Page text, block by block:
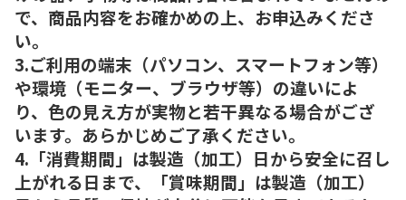
で、商品内容をお確かめの上、お申込みくださ
い。
3.ご利用の端末（パソコン、スマートフォン等）
や環境（モニター、ブラウザ等）の違いによ
り、色の見え方が実物と若干異なる場合がござ
います。あらかじめご了承ください。
4.「消費期間」は製造（加工）日から安全に召し
上がれる日まで、「賞味期間」は製造（加工）